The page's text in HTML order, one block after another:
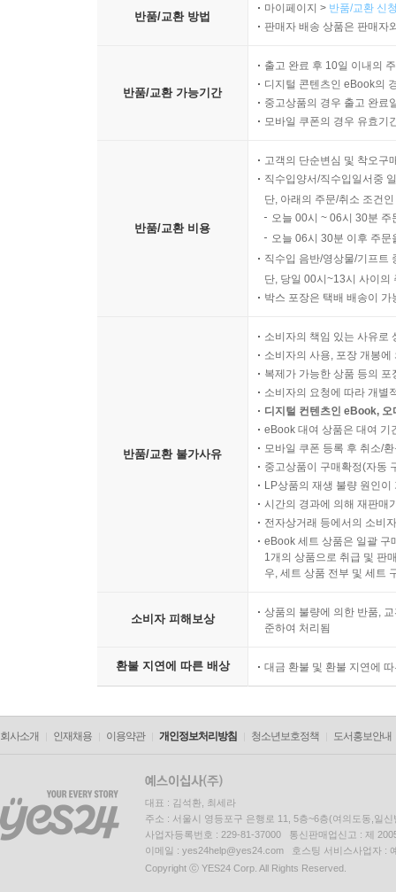
반품/교환 방법
마이페이지 > 반품/교환 신
판매자 배송 상품은 판매자
반품/교환 가능기간
출고 완료 후 10일 이내의
디지털 콘텐츠인 eBook의
중고상품의 경우 출고 완료
모바일 쿠폰의 경우 유효기
반품/교환 비용
고객의 단순변심 및 착오구
직수입양서/직수입일서중
단, 아래의 주문/취소 조건
오늘 00시 ~ 06시 30분
오늘 06시 30분 이후 주
직수입 음반/영상물/기프트
단, 당일 00시~13시 사이의
박스 포장은 택배 배송이
반품/교환 불가사유
소비자의 책임 있는 사유로
소비자의 사용, 포장 개봉
복제가 가능한 상품 등의
소비자의 요청에 따라 개별
디지털 컨텐츠인 eBook,
eBook 대여 상품은 대여 기
모바일 쿠폰 등록 후 취소/
중고상품이 구매확정(자동
LP상품의 재생 불량 원인
시간의 경과에 의해 재판매
전자상거래 등에서의 소비
eBook 세트 상품은 일괄 구
1개의 상품으로 취급 및 판
우, 세트 상품 전부 및 세트
소비자 피해보상
상품의 불량에 의한 반품,
준하여 처리됨
환불 지연에 따른 배상 대금 환불 및 환불 지연에
회사소개 인재채용 이용약관 개인정보처리방침 청소년보호정책 도서홍보안내
대표 : 김석환, 최세라
주소 : 서울시 영등포구 은행로 11, 5층~6층(여의도동,일신
사업자등록번호 : 229-81-37000 통신판매업신고 : 제
이메일 : yes24help@yes24.com 호스팅 서비스사업자 :
Copyright ⓒ YES24 Corp. All Rights Reserved.